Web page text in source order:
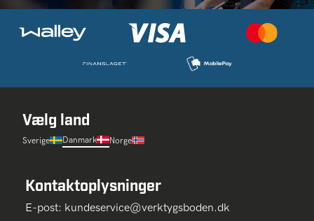
Vælg land
Sverige Danmark Norge
Kontaktoplysninger
E-post: kundeservice@verktygsboden.dk